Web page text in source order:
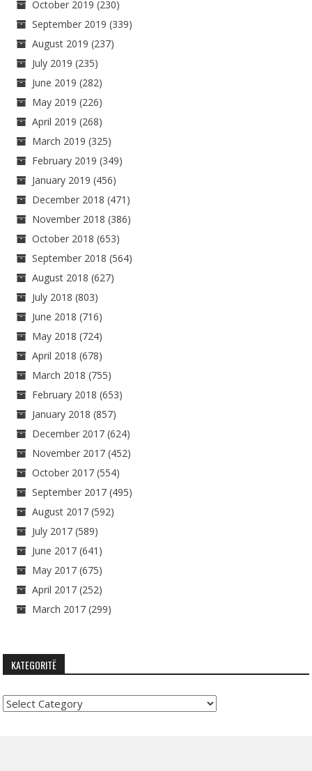
October 2019 (230)
September 2019 (339)
August 2019 (237)
July 2019 (235)
June 2019 (282)
May 2019 (226)
April 2019 (268)
March 2019 (325)
February 2019 (349)
January 2019 (456)
December 2018 (471)
November 2018 (386)
October 2018 (653)
September 2018 (564)
August 2018 (627)
July 2018 (803)
June 2018 (716)
May 2018 (724)
April 2018 (678)
March 2018 (755)
February 2018 (653)
January 2018 (857)
December 2017 (624)
November 2017 (452)
October 2017 (554)
September 2017 (495)
August 2017 (592)
July 2017 (589)
June 2017 (641)
May 2017 (675)
April 2017 (252)
March 2017 (299)
KATEGORITË
Kategoritë